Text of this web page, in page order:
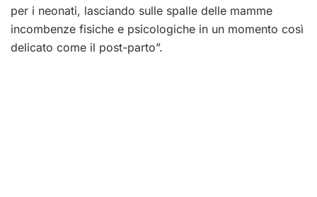
per i neonati, lasciando sulle spalle delle mamme
incombenze fisiche e psicologiche in un momento così
delicato come il post-parto”.